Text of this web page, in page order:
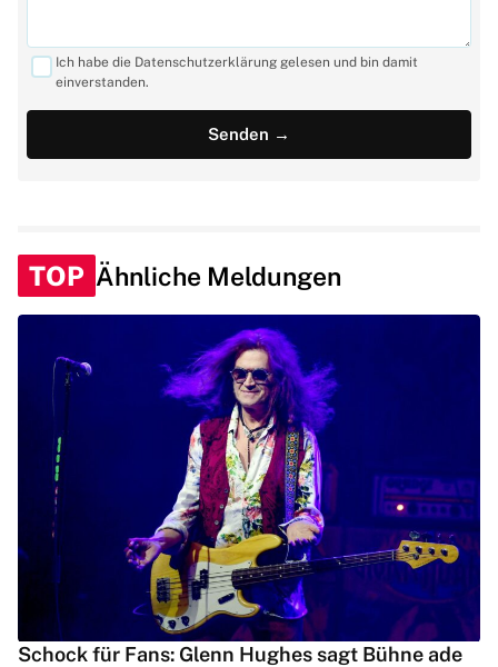
Ich habe die Datenschutzerklärung gelesen und bin damit
einverstanden.
TOP Ähnliche Meldungen
Schock für Fans: Glenn Hughes sagt Bühne ade